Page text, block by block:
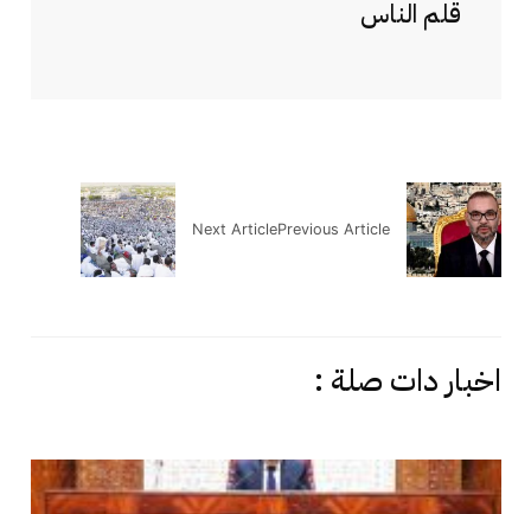
قلم الناس
Previous Article
Next Article
اخبار دات صلة :